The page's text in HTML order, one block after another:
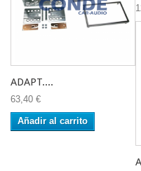
ADAPT....
63,40 €
Añadir al carrito